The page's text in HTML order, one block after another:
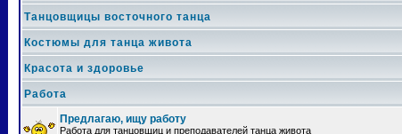
Танцовщицы восточного танца
Костюмы для танца живота
Красота и здоровье
Работа
Предлагаю, ищу работу
Работа для танцовщиц и преподавателей танца живота